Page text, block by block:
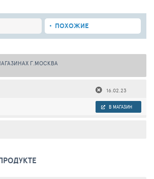
ПОХОЖИЕ
Г.МОСКВА
16.02.23
В МАГАЗИН